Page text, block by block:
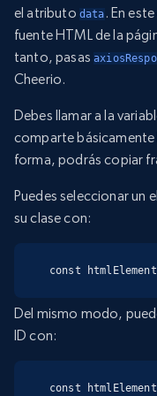
el atributo data . En
fuente HTML de la
tanto, pasas
Cheerio.
Debes llamar a la
comparte básicamente
forma, podrás copiar
Puedes seleccionar un
su clase con:
const
Del mismo modo,
ID con:
const